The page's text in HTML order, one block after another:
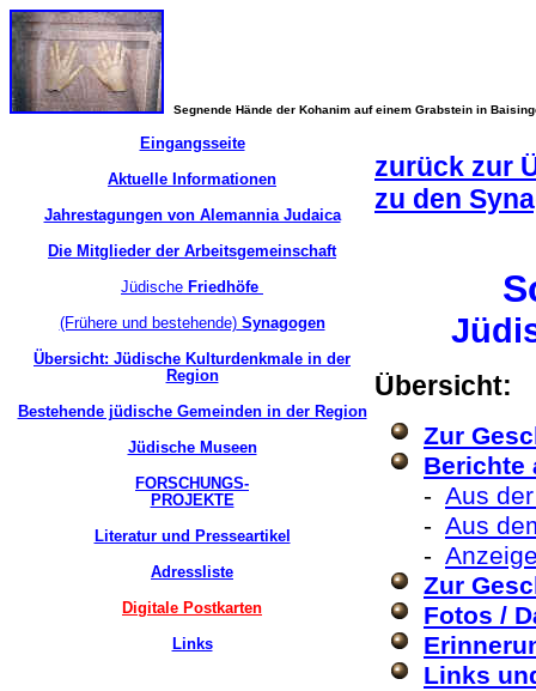
Segnende Hände der Kohanim auf einem Grabstein in
Eingangsseite
Aktuelle Informationen
Jahrestagungen von Alemannia Judaica
Die Mitglieder der Arbeitsgemeinschaft
Jüdische Friedhöfe
(Frühere und bestehende)Synagogen
Übersicht: Jüdische Kulturdenkmale in der
Region
Bestehende jüdische Gemeinden in der Region
Jüdische Museen
FORSCHUNGS-
PROJEKTE
Literatur und Presseartikel
Adressliste
Digitale Postkarten
Links
zurück zur
zu den
Übersicht:
Zur
Berichte
- Aus
- Aus
-
Zur
Fotos /
Links